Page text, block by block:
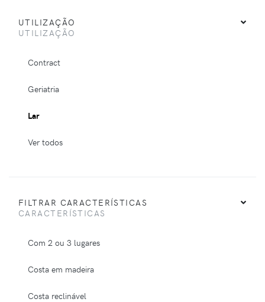
UTILIZAÇÃO
UTILIZAÇÃO
Contract
Geriatria
Lar
Ver todos
FILTRAR CARACTERÍSTICAS
CARACTERÍSTICAS
Com 2 ou 3 lugares
Costa em madeira
Costa reclinável